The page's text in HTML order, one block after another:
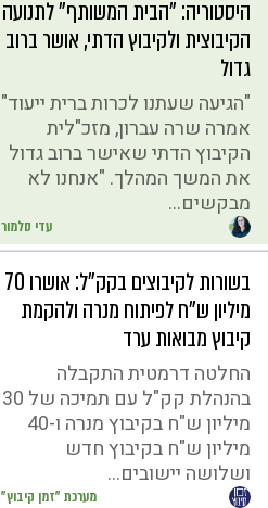
עדי סלמור
היסטוריה: "הבית המשותף" לתנועה
הקיבוצית ולקיבוץ הדתי, אושר ברוב
גדול
"הגיעה שעתנו לכרות ברית ייעוד"
אמרה שרה עברון, מזכ"לית
הקיבוץ הדתי שאישר ברוב גדול
את המשך המהלך. "אנחנו לא
מבקשים...
מערכת "זמן קיבוץ"
בשורות לקיבוצים בקק"ל: אושרו 70
מיליון ש"ח לפיתוח מנרה ולהקמת
קיבוץ מבואות ערד
החלטה דרמטית התקבלה
בהנהלת קק"ל עם תמיכה של 30
מיליון ש"ח בקיבוץ מנרה ו-40
מיליון ש"ח בקיבוץ חדש
ושלושה יישובים...